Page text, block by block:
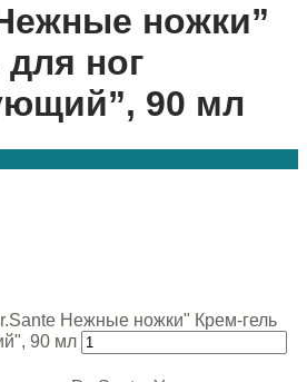
ножки”
ног
90 мл
Нежные ножки" Крем-гель
90 мл